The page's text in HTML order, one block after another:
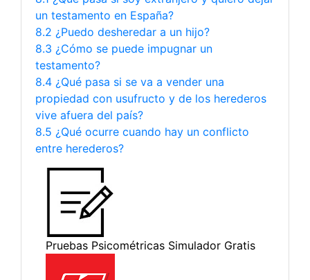
un testamento en España?
8.2 ¿Puedo desheredar a un hijo?
8.3 ¿Cómo se puede impugnar un
testamento?
8.4 ¿Qué pasa si se va a vender una
propiedad con usufructo y de los herederos
vive afuera del país?
8.5 ¿Qué ocurre cuando hay un conflicto
entre herederos?